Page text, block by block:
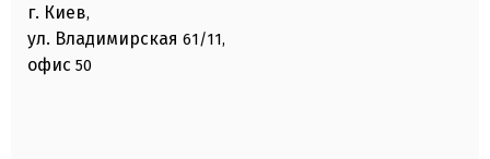
г. Киев,
ул. Владимирская 61/11,
офис 50